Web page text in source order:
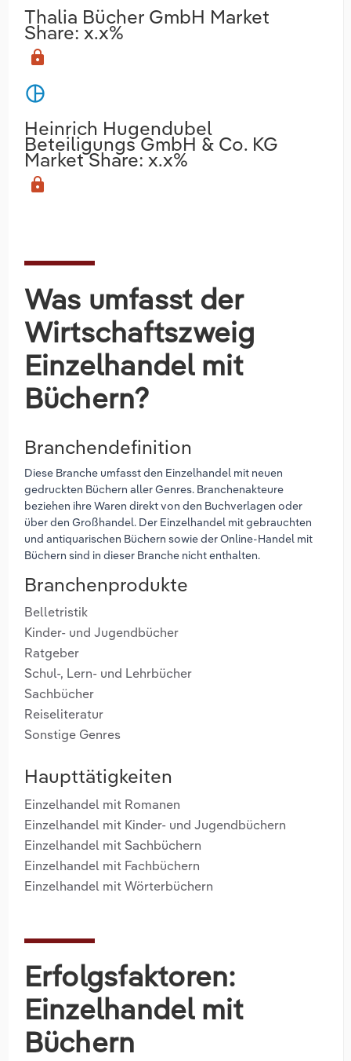
Thalia Bücher GmbH Market
Share: x.x%
lock
pie_chart
Heinrich Hugendubel
Beteiligungs GmbH & Co. KG
Market Share: x.x%
lock
Was umfasst der
Wirtschaftszweig
Einzelhandel mit
Büchern?
Branchendefinition
Diese Branche umfasst den Einzelhandel mit neuen
gedruckten Büchern aller Genres. Branchenakteure
beziehen ihre Waren direkt von den Buchverlagen oder
über den Großhandel. Der Einzelhandel mit gebrauchten
und antiquarischen Büchern sowie der Online-Handel mit
Büchern sind in dieser Branche nicht enthalten.
Branchenprodukte
Belletristik
Kinder- und Jugendbücher
Ratgeber
Schul-, Lern- und Lehrbücher
Sachbücher
Reiseliteratur
Sonstige Genres
Haupttätigkeiten
Einzelhandel mit Romanen
Einzelhandel mit Kinder- und Jugendbüchern
Einzelhandel mit Sachbüchern
Einzelhandel mit Fachbüchern
Einzelhandel mit Wörterbüchern
Erfolgsfaktoren:
Einzelhandel mit
Büchern